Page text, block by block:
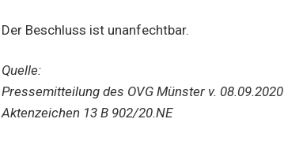
Der Beschluss ist unanfechtbar.
Quelle:
Pressemitteilung des OVG Münster v. 08.09.2020
Aktenzeichen 13 B 902/20.NE